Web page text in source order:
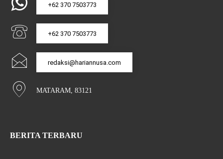
+62 370 7503773
+62 370 7503773
redaksi@hariannusa.com
MATARAM, 83121
BERITA TERBARU